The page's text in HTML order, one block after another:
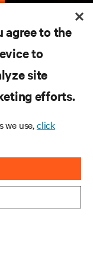
agree to the
to
site
efforts.
we use,click